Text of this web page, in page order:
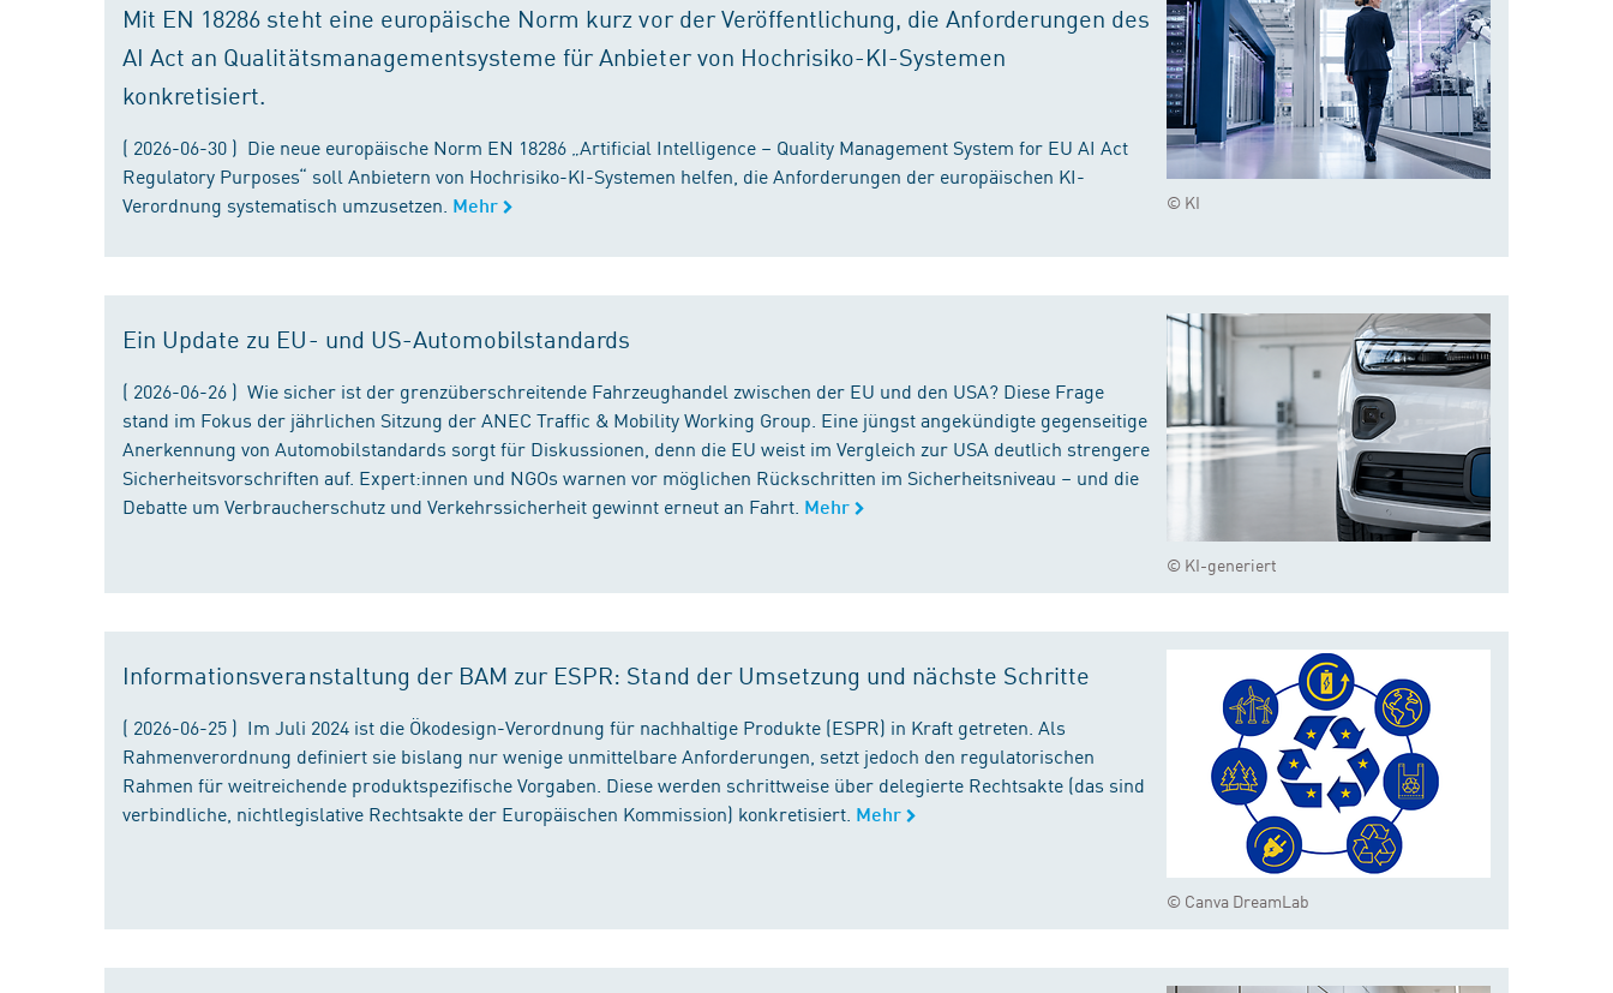
© KI
Mit EN 18286 steht eine europäische Norm kurz vor der Veröffentlichung, die Anforderungen des
AI Act an Qualitätsmanagementsysteme für Anbieter von Hochrisiko-KI-Systemen
konkretisiert.
( 2026-06-30 ) Die neue europäische Norm EN 18286 „Artificial Intelligence – Quality Management System for EU AI Act
Regulatory Purposes“ soll Anbietern von Hochrisiko-KI-Systemen helfen, die Anforderungen der europäischen KI-
Verordnung systematisch umzusetzen. Mehr
© KI-generiert
Ein Update zu EU- und US-Automobilstandards
( 2026-06-26 ) Wie sicher ist der grenzüberschreitende Fahrzeughandel zwischen der EU und den USA? Diese Frage
stand im Fokus der jährlichen Sitzung der ANEC Traffic & Mobility Working Group. Eine jüngst angekündigte gegenseitige
Anerkennung von Automobilstandards sorgt für Diskussionen, denn die EU weist im Vergleich zur USA deutlich strengere
Sicherheitsvorschriften auf. Expert:innen und NGOs warnen vor möglichen Rückschritten im Sicherheitsniveau – und die
Debatte um Verbraucherschutz und Verkehrssicherheit gewinnt erneut an Fahrt. Mehr
© Canva DreamLab
Informationsveranstaltung der BAM zur ESPR: Stand der Umsetzung und nächste Schritte
( 2026-06-25 ) Im Juli 2024 ist die Ökodesign-Verordnung für nachhaltige Produkte (ESPR) in Kraft getreten. Als
Rahmenverordnung definiert sie bislang nur wenige unmittelbare Anforderungen, setzt jedoch den regulatorischen
Rahmen für weitreichende produktspezifische Vorgaben. Diese werden schrittweise über delegierte Rechtsakte (das sind
verbindliche, nichtlegislative Rechtsakte der Europäischen Kommission) konkretisiert. Mehr